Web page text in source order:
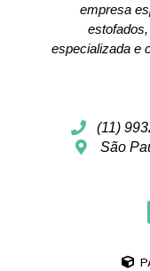
empresa
especializada e
(11)
São